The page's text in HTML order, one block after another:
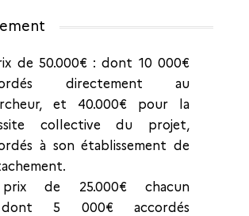
de 50.000€ : dont 10 000€
directement au
et 40.000€ pour la
collective du projet,
à son établissement de
de 25.000€ chacun
5 000€ accordés